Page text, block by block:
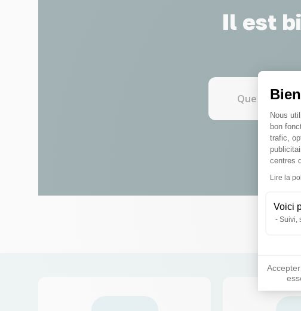
Nous
bon
trafic,
centres
Lire la
Voici
Suivi,
Il est
Que faire si